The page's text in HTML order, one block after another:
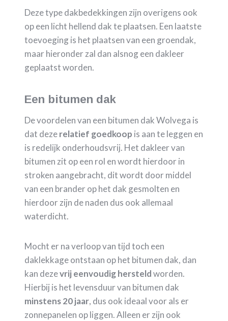
Deze type dakbedekkingen zijn overigens ook
op een licht hellend dak te plaatsen. Een laatste
toevoeging is het plaatsen van een groendak,
maar hieronder zal dan alsnog een dakleer
geplaatst worden.
Een bitumen dak
De voordelen van een bitumen dak Wolvega is
dat dezerelatief goedkoop is aan te leggen en
is redelijk onderhoudsvrij. Het dakleer van
bitumen zit op een rol en wordt hierdoor in
stroken aangebracht, dit wordt door middel
van een brander op het dak gesmolten en
hierdoor zijn de naden dus ook allemaal
waterdicht.
Mocht er na verloop van tijd toch een
daklekkage ontstaan op het bitumen dak, dan
kan dezevrij eenvoudig hersteldworden.
Hierbij is het levensduur van bitumen dak
minstens 20 jaar, dus ook ideaal voor als er
zonnepanelen op liggen. Alleen er zijn ook